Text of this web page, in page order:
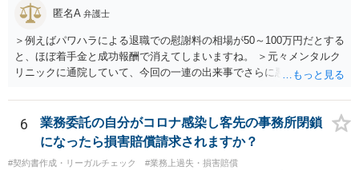
匿名A 弁護士
＞例えばパワハラによる退職での慰謝料の相場が50～100万円だとする
と、ほぼ着手金と成功報酬で消えてしまいますね。 ＞元々メンタルク
リニックに通院していて、今回の一連の出来事でさらに悪化した事実
万が一、慰謝料請求が認められるにしても金額としては微々たるもの
かと思いますが、依頼する弁護士に詳細を説明したうえで指示を仰い
だ方がいいかと思います。
6
業務委託の自分がコロナ感染し客先の事務所閉鎖
になったら損害賠償請求されますか？
#契約書作成・リーガルチェック #業務上過失・損害賠償